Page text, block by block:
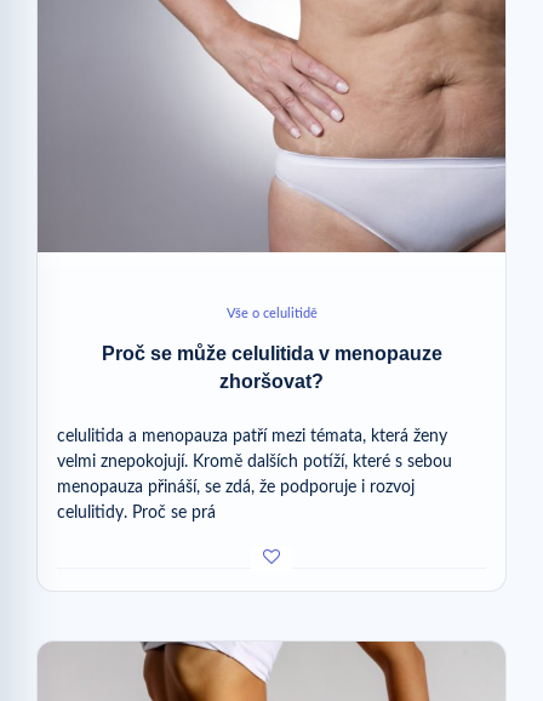
Vše o celulitidě
Proč se může celulitida v menopauze
zhoršovat?
celulitida a menopauza patří mezi témata, která ženy
velmi znepokojují. Kromě dalších potíží, které s sebou
menopauza přináší, se zdá, že podporuje i rozvoj
celulitidy. Proč se prá